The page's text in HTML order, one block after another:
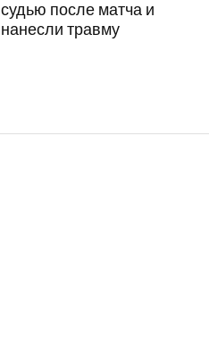
судью после матча и
нанесли травму